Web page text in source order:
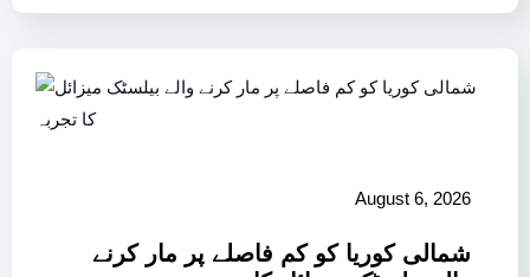
August 6, 2026
شمالی کوریا کو کم فاصلے پر مار کرنے